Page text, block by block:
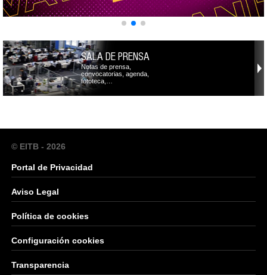
SALA DE PRENSA
Notas de prensa,
convocatorias, agenda,
fototeca,…
© EITB - 2026
Portal de Privacidad
Aviso Legal
Política de cookies
Configuración cookies
Transparencia